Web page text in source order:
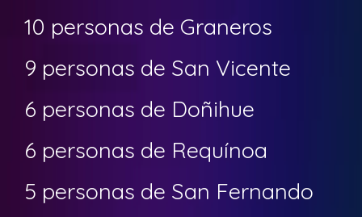
10 personas de Graneros
9 personas de San Vicente
6 personas de Doñihue
6 personas de Requínoa
5 personas de San Fernando